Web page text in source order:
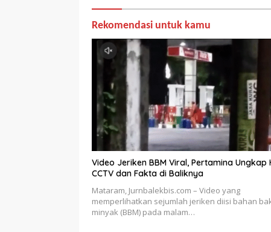
Rekomendasi untuk kamu
Video Jeriken BBM Viral, Pertamina Ungkap
CCTV dan Fakta di Baliknya
Mataram, Jurnbalekbis.com – Video yang
memperlihatkan sejumlah jeriken diisi bahan
minyak (BBM) pada malam…